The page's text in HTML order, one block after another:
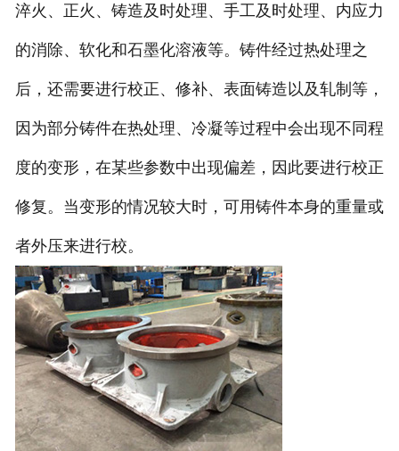
淬火、正火、铸造及时处理、手工及时处理、内应力
的消除、软化和石墨化溶液等。铸件经过热处理之
后，还需要进行校正、修补、表面铸造以及轧制等，
因为部分铸件在热处理、冷凝等过程中会出现不同程
度的变形，在某些参数中出现偏差，因此要进行校正
修复。当变形的情况较大时，可用铸件本身的重量或
者外压来进行校。